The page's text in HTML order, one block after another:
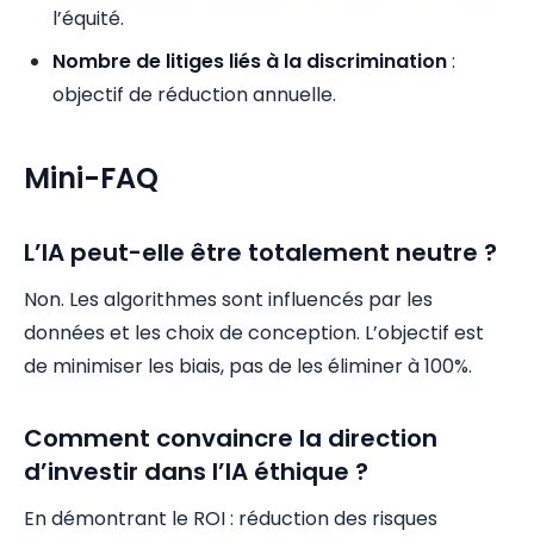
l’équité.
Nombre de litiges liés à la discrimination:
objectif de réduction annuelle.
Mini-FAQ
L’IA peut-elle être totalement neutre ?
Non. Les algorithmes sont influencés par les
données et les choix de conception. L’objectif est
de minimiser les biais, pas de les éliminer à 100%.
Comment convaincre la direction
d’investir dans l’IA éthique ?
En démontrant le ROI : réduction des risques